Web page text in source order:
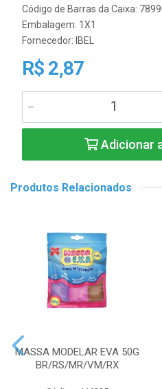
Código de Barras da Caixa:
Embalagem: 1X1
Fornecedor: IBEL
R$ 2,87
Adicionar
Produtos Relacionados
MASSA MODELAR EVA 50G
BR/RS/MR/VM/RX